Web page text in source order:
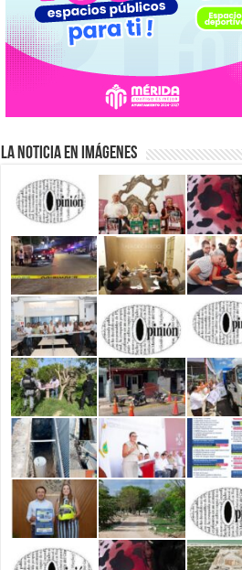
La Noticia en Imágenes